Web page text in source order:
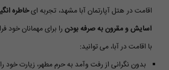
اقامت در هتل آپارتمان آبا مشهد، تجربه ایخاطره
آسایش و مقرون به صرفه بودن را برای مهمانان خود
با اقامت در آبا، می توانید:
بدون نگرانی از رفت وآمد به حرم مطهر، زیارت خود